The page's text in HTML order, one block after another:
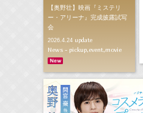
【奥野壮】映画『ミステリ
ー・アリーナ』完成披露試写
会
2026.4.24update
News - pickup,event,movie